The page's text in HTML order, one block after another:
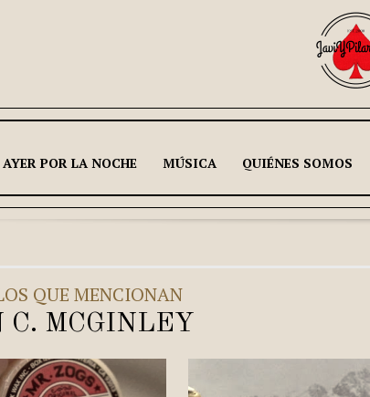
AYER POR LA NOCHE MÚSICA QUIÉNES SOMOS
QUE MENCIONAN
C. MCGINLEY